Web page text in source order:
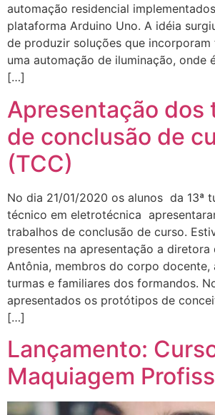
automação residencial
plataforma Arduino Uno. A idéia
de produzir soluções que
uma automação de iluminação, onde
[…]
Apresentação dos
de conclusão de
(TCC)
No dia 21/01/2020 os alunos da 13ª
técnico em eletrotécnica
trabalhos de conclusão de curso.
presentes na apresentação a diretora
Antônia, membros do corpo docente,
turmas e familiares dos formandos.
apresentados os protótipos de
[…]
Lançamento:
Maquiagem